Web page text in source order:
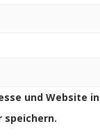
und Website in
speichern.